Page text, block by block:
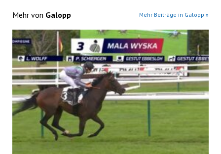
Mehr von Galopp Mehr Beiträge in Galopp »